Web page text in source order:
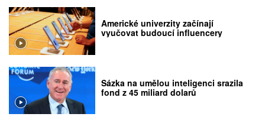
Americké univerzity začínají
vyučovat budoucí influencery
Sázka na umělou inteligenci srazila
fond z 45 miliard dolarů